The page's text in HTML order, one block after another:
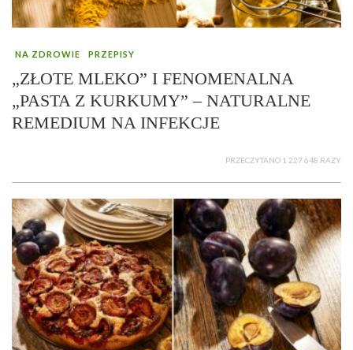
NA ZDROWIE PRZEPISY
„ZŁOTE MLEKO” I FENOMENALNA
„PASTA Z KURKUMY” – NATURALNE
REMEDIUM NA INFEKCJE
PRZECZYTANO 1 227 648 RAZY